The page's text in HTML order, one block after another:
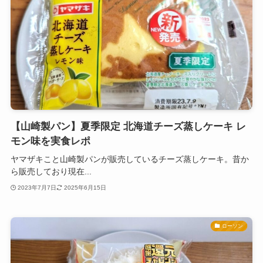
【山崎製パン】夏季限定 北海道チーズ蒸しケーキ レ
モン味を実食レポ
ヤマザキこと山崎製パンが販売しているチーズ蒸しケーキ。昔か
ら販売しており現在...
2023年7月7日 2025年6月15日
ローソン